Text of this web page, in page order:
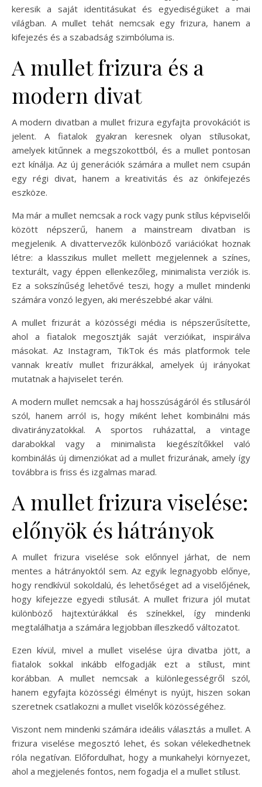
keresik a saját identitásukat és egyediségüket a mai
világban. A mullet tehát nemcsak egy frizura, hanem a
kifejezés és a szabadság szimbóluma is.
A mullet frizura és a
modern divat
A modern divatban a mullet frizura egyfajta provokációt is
jelent. A fiatalok gyakran keresnek olyan stílusokat,
amelyek kitűnnek a megszokottból, és a mullet pontosan
ezt kínálja. Az új generációk számára a mullet nem csupán
egy régi divat, hanem a kreativitás és az önkifejezés
eszköze.
Ma már a mullet nemcsak a rock vagy punk stílus képviselői
között népszerű, hanem a mainstream divatban is
megjelenik. A divattervezők különböző variációkat hoznak
létre: a klasszikus mullet mellett megjelennek a színes,
texturált, vagy éppen ellenkezőleg, minimalista verziók is.
Ez a sokszínűség lehetővé teszi, hogy a mullet mindenki
számára vonzó legyen, aki merészebbé akar válni.
A mullet frizurát a közösségi média is népszerűsítette,
ahol a fiatalok megosztják saját verzióikat, inspirálva
másokat. Az Instagram, TikTok és más platformok tele
vannak kreatív mullet frizurákkal, amelyek új irányokat
mutatnak a hajviselet terén.
A modern mullet nemcsak a haj hosszúságáról és stílusáról
szól, hanem arról is, hogy miként lehet kombinálni más
divatirányzatokkal. A sportos ruházattal, a vintage
darabokkal vagy a minimalista kiegészítőkkel való
kombinálás új dimenziókat ad a mullet frizurának, amely így
továbbra is friss és izgalmas marad.
A mullet frizura viselése:
előnyök és hátrányok
A mullet frizura viselése sok előnnyel járhat, de nem
mentes a hátrányoktól sem. Az egyik legnagyobb előnye,
hogy rendkívül sokoldalú, és lehetőséget ad a viselőjének,
hogy kifejezze egyedi stílusát. A mullet frizura jól mutat
különböző hajtextúrákkal és színekkel, így mindenki
megtalálhatja a számára legjobban illeszkedő változatot.
Ezen kívül, mivel a mullet viselése újra divatba jött, a
fiatalok sokkal inkább elfogadják ezt a stílust, mint
korábban. A mullet nemcsak a különlegességről szól,
hanem egyfajta közösségi élményt is nyújt, hiszen sokan
szeretnek csatlakozni a mullet viselők közösségéhez.
Viszont nem mindenki számára ideális választás a mullet. A
frizura viselése megosztó lehet, és sokan vélekedhetnek
róla negatívan. Előfordulhat, hogy a munkahelyi környezet,
ahol a megjelenés fontos, nem fogadja el a mullet stílust.